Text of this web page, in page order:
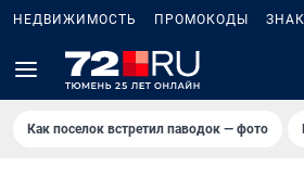
НЕДВИЖИМОСТЬ ПРОМОКОДЫ
Как поселок встретил паводок — фото